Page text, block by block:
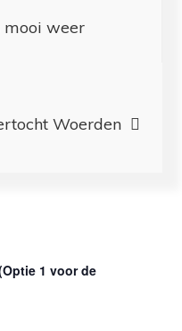
mooi weer
Woerden
1 voor de